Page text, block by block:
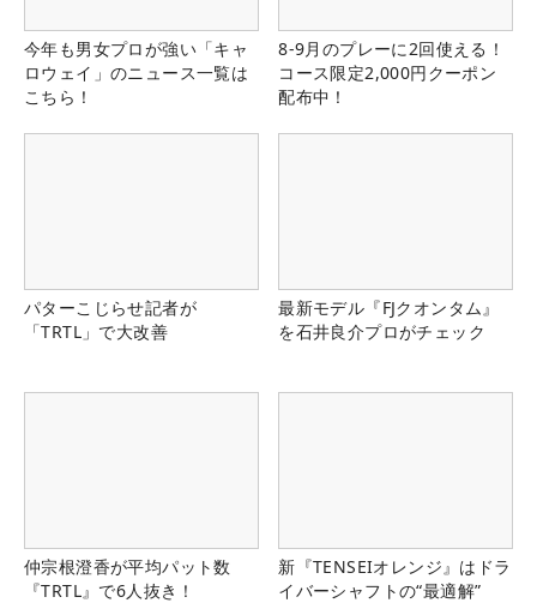
今年も男女プロが強い「キャ
ロウェイ」のニュース一覧は
こちら！
8-9月のプレーに2回使える！
コース限定2,000円クーポン
配布中！
パターこじらせ記者が
「TRTL」で大改善
最新モデル『FJクオンタム』
を石井良介プロがチェック
仲宗根澄香が平均パット数
『TRTL』で6人抜き！
新『TENSEIオレンジ』はドラ
イバーシャフトの“最適解”